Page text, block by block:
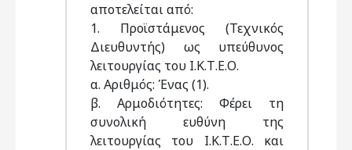
αποτελείται από:
1. Προϊστάμενος (Τεχνικός
Διευθυντής) ως υπεύθυνος
λειτουργίας του Ι.Κ.Τ.Ε.Ο.
α. Αριθμός: Ένας (1).
β. Αρμοδιότητες: Φέρει τη
συνολική ευθύνη της
λειτουργίας του Ι.Κ.Τ.Ε.Ο. και